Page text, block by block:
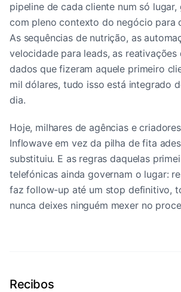
pipeline de cada cliente num só
com pleno contexto do negócio para
As sequências de nutrição, as
velocidade para leads, as reativações
dados que fizeram aquele primeiro
mil dólares, tudo isso está integrado
dia.
Hoje, milhares de agências e
Inflowave em vez da pilha de fita
substituiu. E as regras daquelas
telefónicas ainda governam o lugar:
faz follow-up até um stop definitivo,
nunca deixes ninguém mexer no
Recibos